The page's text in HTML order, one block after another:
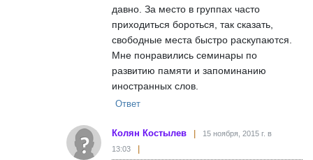
давно. За место в группах часто
приходиться бороться, так сказать,
свободные места быстро раскупаются.
Мне понравились семинары по
развитию памяти и запоминанию
иностранных слов.
Ответ
Колян Костылев
15 ноября, 2015 г. в
13:03